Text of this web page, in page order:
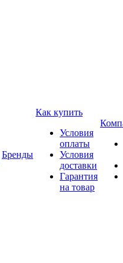
Бренды
Как купить
Условия
оплаты
Условия
доставки
Гарантия
на товар